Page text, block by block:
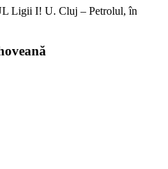
Ligii I! U. Cluj – Petrolul, în